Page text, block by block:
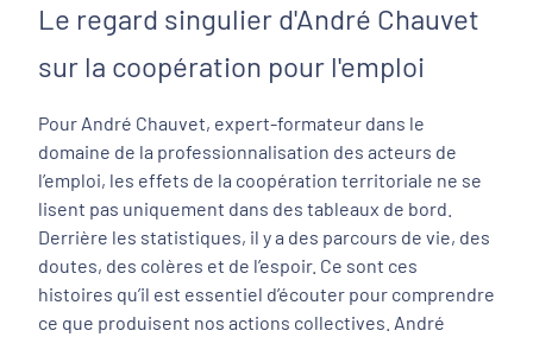
Le regard singulier d'André Chauvet
sur la coopération pour l'emploi
Pour André Chauvet, expert-formateur dans le
domaine de la professionnalisation des acteurs de
l’emploi, les effets de la coopération territoriale ne se
lisent pas uniquement dans des tableaux de bord.
Derrière les statistiques, il y a des parcours de vie, des
doutes, des colères et de l’espoir. Ce sont ces
histoires qu’il est essentiel d’écouter pour comprendre
ce que produisent nos actions collectives. André